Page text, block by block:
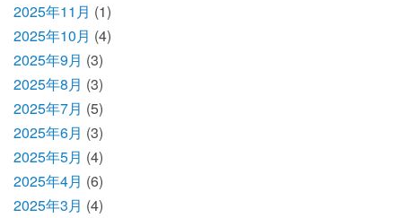
2025年11月 (1)
2025年10月 (4)
2025年9月 (3)
2025年8月 (3)
2025年7月 (5)
2025年6月 (3)
2025年5月 (4)
2025年4月 (6)
2025年3月 (4)